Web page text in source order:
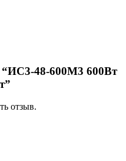
“ИС3-48-600М3 600Вт
отзыв.